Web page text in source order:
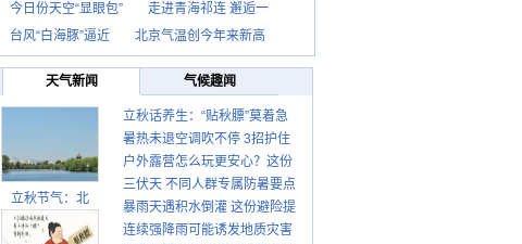
今日份天空“显眼包”
走进青海祁连 邂逅一
台风“白海豚”逼近
北京气温创今年来新高
天气新闻 气候趣闻
立秋节气：北
立秋话养生：“贴秋膘”莫着急
先清暑再防燥
暑热未退空调吹不停 3招护住
肩颈不酸痛
户外露营怎么玩更安心？这份
攻略请收好
三伏天 不同人群专属防暑要点
请收好
暴雨天遇积水倒灌 这份避险提
示请收好
连续强降雨可能诱发地质灾害